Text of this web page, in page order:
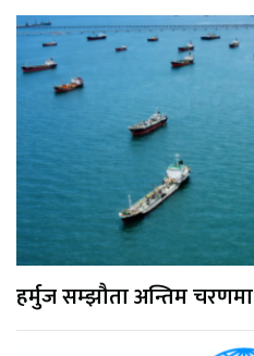
हर्मुज सम्झौता अन्तिम चरणमा